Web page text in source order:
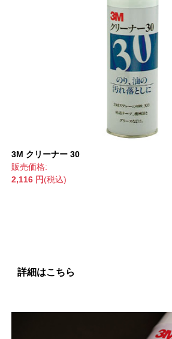
3M クリーナー 30
販売価格:
2,116 円(税込)
詳細はこちら